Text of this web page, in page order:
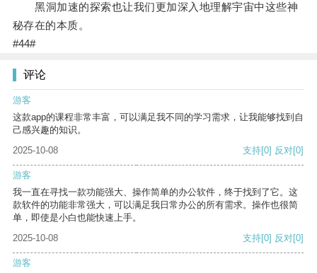
黑洞加速的探索也让我们更加深入地理解宇宙中这些神
秘存在的本质。
#44#
评论
游客
这款app的课程非常丰富，可以满足我不同的学习需求，让我能够找到自
己感兴趣的知识。
2025-10-08
支持[0] 反对[0]
游客
我一直在寻找一款功能强大、操作简单的办公软件，终于找到了它。这
款软件的功能非常强大，可以满足我日常办公的所有需求。操作也很简
单，即使是小白也能快速上手。
2025-10-08
支持[0] 反对[0]
游客